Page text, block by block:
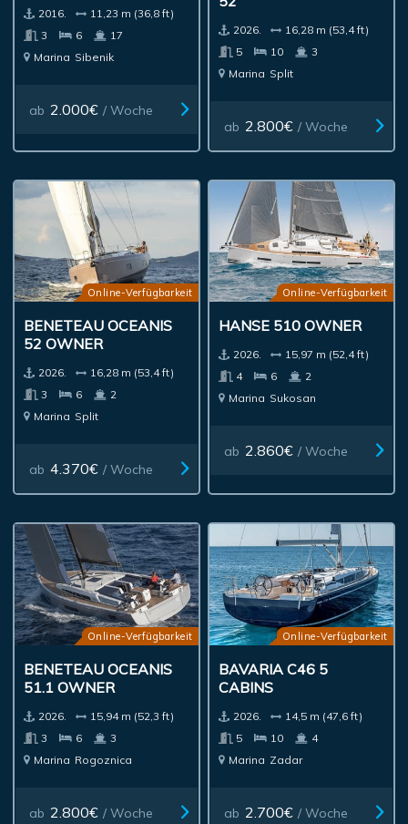
2016.
11,23 m (36,8 ft)
3
6
17
Marina Sibenik
ab 2.000€ / Woche
2026.
16,28 m (53,4 ft)
5
10
3
Marina Split
ab 2.800€ / Woche
Online-Verfügbarkeit
BENETEAU OCEANIS
52 OWNER
2026.
16,28 m (53,4 ft)
3
6
2
Marina Split
ab 4.370€ / Woche
Online-Verfügbarkeit
HANSE 510 OWNER
2026.
15,97 m (52,4 ft)
4
6
2
Marina Sukosan
ab 2.860€ / Woche
Online-Verfügbarkeit
BENETEAU OCEANIS
51.1 OWNER
2026.
15,94 m (52,3 ft)
3
6
3
Marina Rogoznica
ab 2.800€ / Woche
Online-Verfügbarkeit
BAVARIA C46 5
CABINS
2026.
14,5 m (47,6 ft)
5
10
4
Marina Zadar
ab 2.700€ / Woche